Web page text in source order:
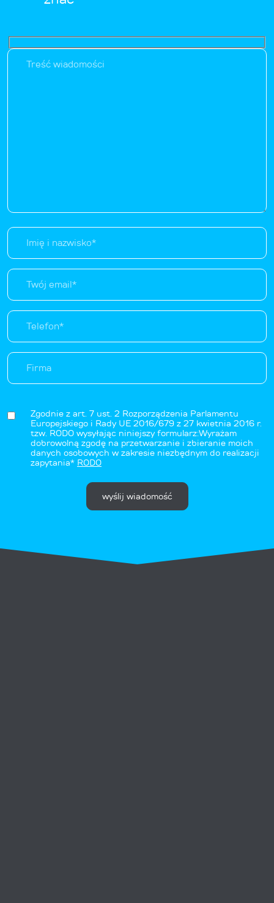
Zgodnie z art. 7 ust. 2 Rozporządzenia Parlamentu
Europejskiego i Rady UE 2016/679 z 27 kwietnia 2016 r.
tzw. RODO wysyłając niniejszy formularz:Wyrażam
dobrowolną zgodę na przetwarzanie i zbieranie moich
danych osobowych w zakresie niezbędnym do realizacji
zapytania* RODO